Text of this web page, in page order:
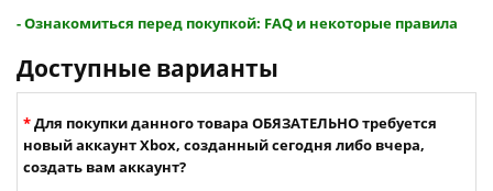
- Ознакомиться перед покупкой: FAQ и некоторые правила
Доступные варианты
Для покупки данного товара ОБЯЗАТЕЛЬНО требуется
новый аккаунт Xbox, созданный сегодня либо вчера,
создать вам аккаунт?